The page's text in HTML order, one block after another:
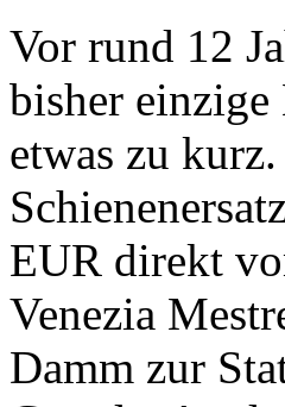
Vor rund 12
bisher
etwas zu
EUR direkt
Venezia
Damm zur